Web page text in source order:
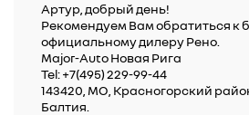
Артур, добрый день!
Рекомендуем Вам обратиться
официальному дилеру Рено.
Major-Auto Новая Рига
Tel: +7(495) 229-99-44
143420, МО, Красногорский
Балтия.